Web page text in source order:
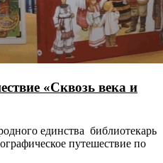
«Сквозь века и
единства библиотекарь
путешествие по